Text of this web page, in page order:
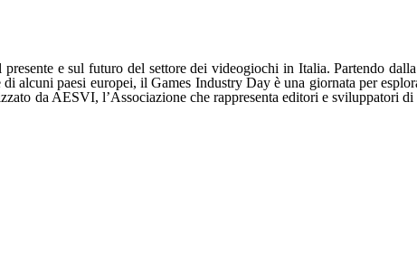
e sul futuro del settore dei videogiochi in Italia. Partendo
alcuni paesi europei, il Games Industry Day è una giornata per
da AESVI, l’Associazione che rappresenta editori e sviluppatori